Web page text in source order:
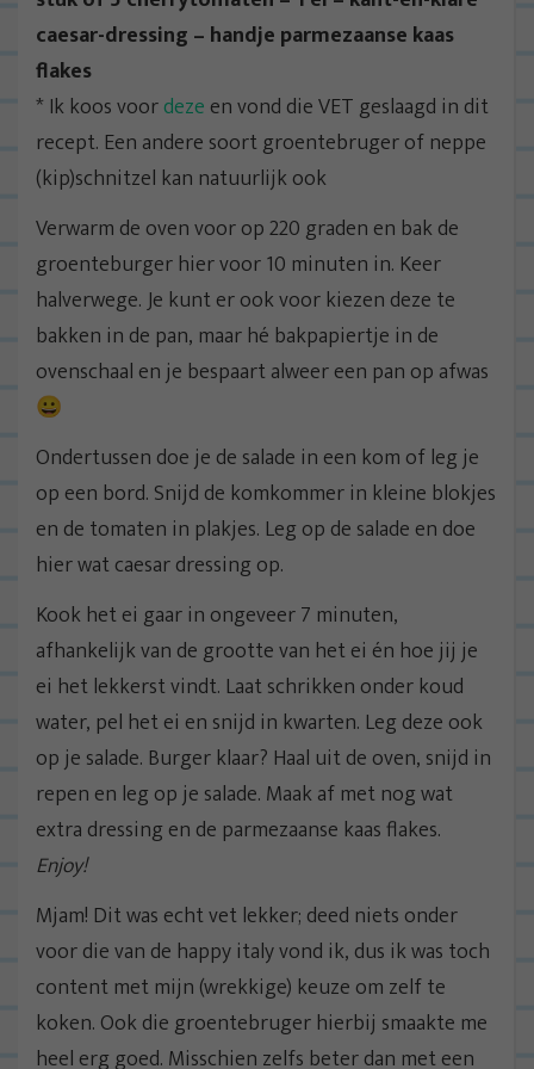
caesar-dressing – handje parmezaanse kaas
flakes
* Ik koos voordeze en vond die VET geslaagd in dit
recept. Een andere soort groentebruger of neppe
(kip)schnitzel kan natuurlijk ook
Verwarm de oven voor op 220 graden en bak de
groenteburger hier voor 10 minuten in. Keer
halverwege. Je kunt er ook voor kiezen deze te
bakken in de pan, maar hé bakpapiertje in de
ovenschaal en je bespaart alweer een pan op afwas
😀
Ondertussen doe je de salade in een kom of leg je
op een bord. Snijd de komkommer in kleine blokjes
en de tomaten in plakjes. Leg op de salade en doe
hier wat caesar dressing op.
Kook het ei gaar in ongeveer 7 minuten,
afhankelijk van de grootte van het ei én hoe jij je
ei het lekkerst vindt. Laat schrikken onder koud
water, pel het ei en snijd in kwarten. Leg deze ook
op je salade. Burger klaar? Haal uit de oven, snijd in
repen en leg op je salade. Maak af met nog wat
extra dressing en de parmezaanse kaas flakes.
Enjoy!
Mjam! Dit was echt vet lekker; deed niets onder
voor die van de happy italy vond ik, dus ik was toch
content met mijn (wrekkige) keuze om zelf te
koken. Ook die groentebruger hierbij smaakte me
heel erg goed. Misschien zelfs beter dan met een